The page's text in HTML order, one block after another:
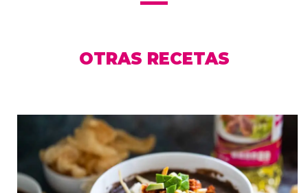
OTRAS RECETAS